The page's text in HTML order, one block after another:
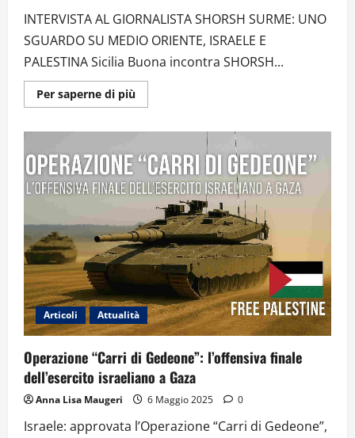
INTERVISTA AL GIORNALISTA SHORSH SURME: UNO
SGUARDO SU MEDIO ORIENTE, ISRAELE E
PALESTINA Sicilia Buona incontra SHORSH...
Per saperne di piùUlteriori
informazioni
VINTO
CHI
HA
PERSO?
INTERVISTA
A
SHORSH
SURME
SU
ISRAELE,
PALESTINA
MEDIO
ORIENTE
–
VIDEO
Articoli Attualità
Operazione “Carri di Gedeone”: l’offensiva finale
dell’esercito israeliano a Gaza
Anna Lisa Maugeri 6 Maggio 2025 0
Israele: approvata l’Operazione “Carri di Gedeone”,